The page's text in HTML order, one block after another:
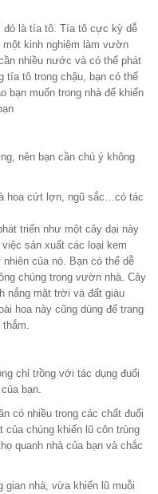
đó là tía tô. Tía tô cực kỳ dễ
kinh nghiệm làm vườn
nhiều nước và có thể phát
tía tô trong chậu, bạn có thể
bạn muốn trong nhà để khiến
nên bạn cần chú ý không
hoa cứt lợn, ngũ sắc…có tác
triển như một cây dại này
sản xuất các loại kem
của nó. Bạn có thể dễ
chúng trong vườn nhà. Cây
nắng mặt trời và đất giàu
hoa này cũng dùng để trang
chỉ trồng với tác dụng đuổi
bạn.
có nhiều trong các chất đuổi
chúng khiến lũ côn trùng
quanh nhà của bạn và chắc
gian nhà, vừa khiến lũ muỗi